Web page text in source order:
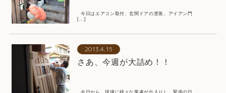
今日はエアコン取付、玄関ドアの塗装、アイアン門
[...]
2013.4.15
さあ、今週が大詰め！！
今日から、現場に様々な業者が出入りし、緊張の日